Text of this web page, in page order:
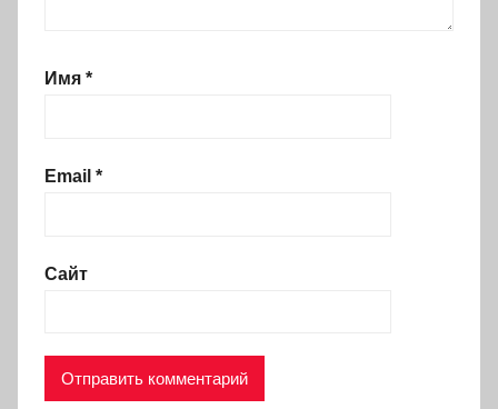
Имя *
Email *
Сайт